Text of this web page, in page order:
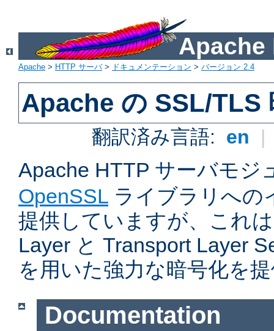
Apache
Apache > HTTP サーバ> ドキュメンテーション > バージョン 2.4
Apache の SSL/TLS
翻訳済み言語: en |
Apache HTTP サーバモジ
OpenSSL ライブラリへの
提供していますが、これ
Layer と Transport Layer
を用いた強力な暗号化を
Documentation